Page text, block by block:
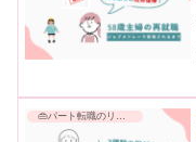
👜パート転職のリアル